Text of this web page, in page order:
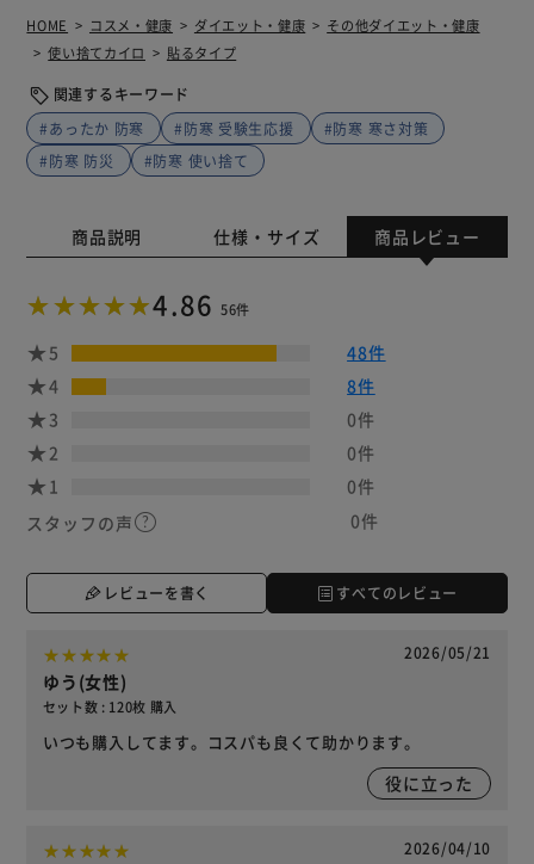
HOME コスメ・健康 ダイエット・健康
その他ダイエット・健康
使い捨てカイロ
貼るタイプ
関連するキーワード
#あったか 防寒
#防寒 受験生応援
#防寒 寒さ対策
#防寒 防災
#防寒 使い捨て
商品説明 仕様・サイズ 商品レビュー
4.86 56件
5
48件
4
8件
3
0件
2
0件
1
0件
スタッフの声
0件
レビューを書く すべてのレビュー
2026/05/21
ゆう(女性)
セット数 : 120枚 購入
いつも購入してます。コスパも良くて助かります。
役に立った
2026/04/10